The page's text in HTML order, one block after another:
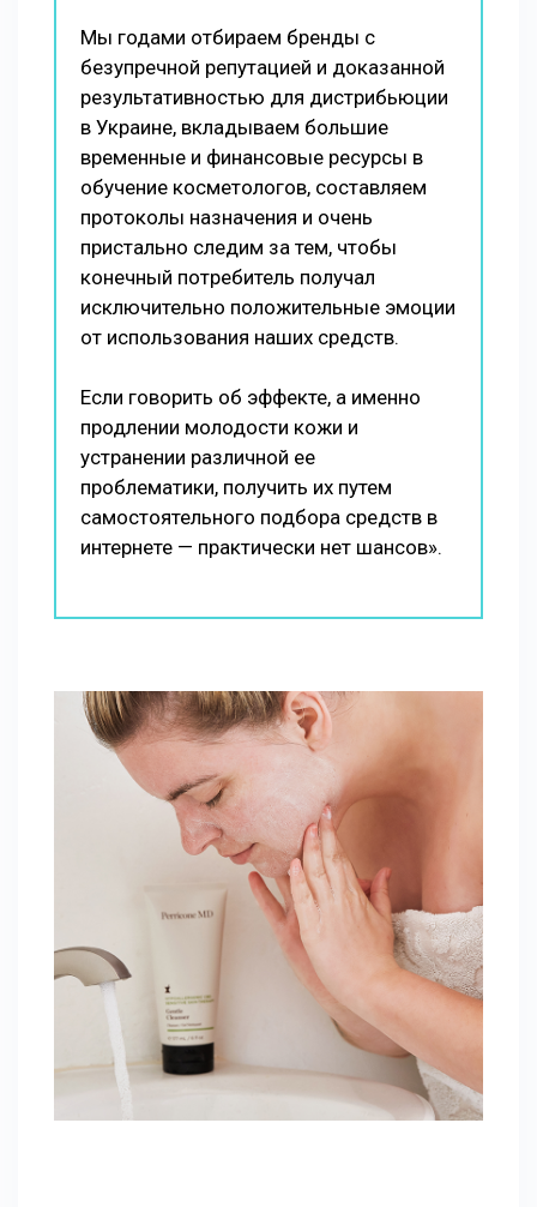
Мы годами отбираем бренды с
безупречной репутацией и доказанной
результативностью для дистрибьюции
в Украине, вкладываем большие
временные и финансовые ресурсы в
обучение косметологов, составляем
протоколы назначения и очень
пристально следим за тем, чтобы
конечный потребитель получал
исключительно положительные эмоции
от использования наших средств.
Если говорить об эффекте, а именно
продлении молодости кожи и
устранении различной ее
проблематики, получить их путем
самостоятельного подбора средств в
интернете — практически нет шансов».